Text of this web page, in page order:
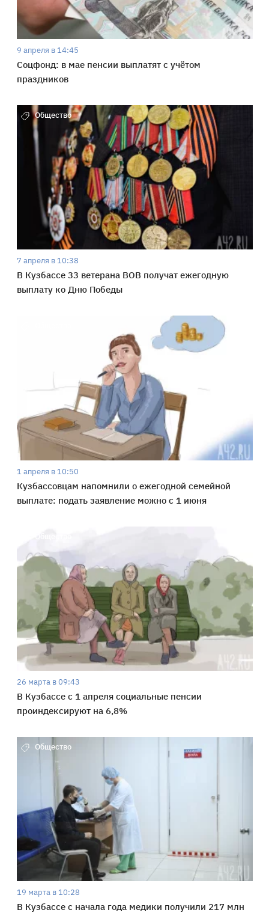
9 апреля в 14:45
Соцфонд: в мае пенсии выплатят с учётом
праздников
Общество
7 апреля в 10:38
В Кузбассе 33 ветерана ВОВ получат ежегодную
выплату ко Дню Победы
1 апреля в 10:50
Кузбассовцам напомнили о ежегодной семейной
выплате: подать заявление можно с 1 июня
26 марта в 09:43
В Кузбассе с 1 апреля социальные пенсии
проиндексируют на 6,8%
Общество
19 марта в 10:28
В Кузбассе с начала года медики получили 217 млн